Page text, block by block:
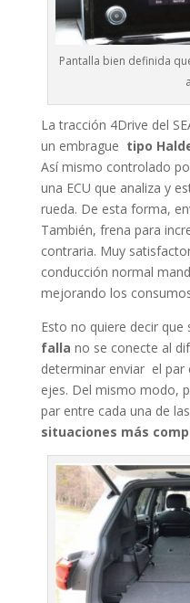
Pantalla bien definida
La tracción 4Drive del
un embrague tipo
Así mismo controlado
una ECU que analiza y
rueda. De esta forma,
También, frena para
contraria. Muy
conducción normal
mejorando los
Esto no quiere decir que
falla no se conecte al
determinar enviar el par
ejes. Del mismo modo,
par entre cada una de
situaciones más